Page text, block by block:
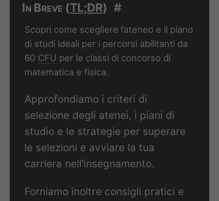
In Breve (TL;DR) #
Scopri come scegliere l’ateneo e il piano
di studi ideali per i percorsi abilitanti da
60 CFU per le classi di concorso di
matematica e fisica.
Approfondiamo i criteri di
selezione degli atenei, i piani di
studio e le strategie per superare
le selezioni e avviare la tua
carriera nell’insegnamento.
Forniamo inoltre consigli pratici e